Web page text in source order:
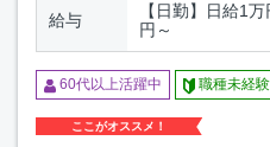
給与
【日勤】日給1
円～
60代以上活躍中 職種未経
ここがオススメ！